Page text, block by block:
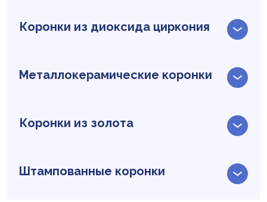
Коронки из диоксида циркония
Металлокерамические коронки
Коронки из золота
Штампованные коронки